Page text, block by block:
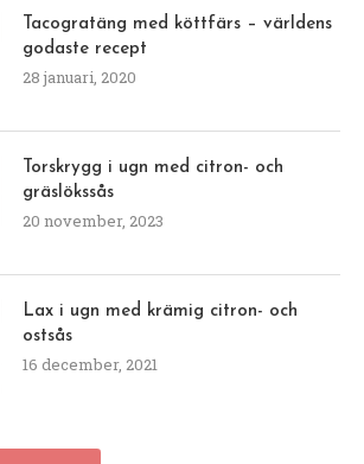
Tacogratäng med köttfärs – världens
godaste recept
28 januari, 2020
Torskrygg i ugn med citron- och
gräslökssås
20 november, 2023
Lax i ugn med krämig citron- och
ostsås
16 december, 2021